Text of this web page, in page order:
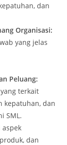
dan
Organisasi:
yang jelas
Peluang:
terkait
kepatuhan, dan
SML.
dan